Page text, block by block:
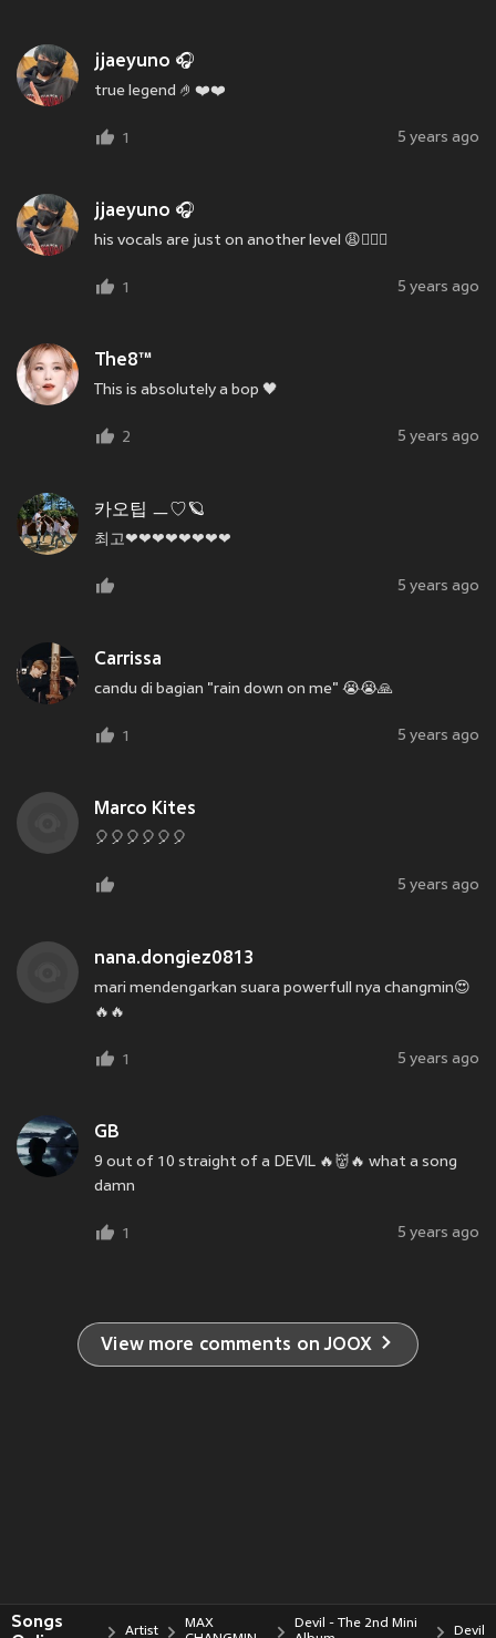
jjaeyuno 🎧
true legend 🤌❤️❤️
1 5 years ago
jjaeyuno 🎧
his vocals are just on another level 😩❤️‍🔥🔥
1 5 years ago
The8™
This is absolutely a bop 🖤
2 5 years ago
카오팁 ㅡ♡🪐
최고❤❤❤❤❤❤❤❤
5 years ago
Carrissa
candu di bagian "rain down on me" 😭😭🙏
1 5 years ago
Marco Kites
🎈🎈🎈🎈🎈🎈
5 years ago
nana.dongiez0813
mari mendengarkan suara powerfull nya changmin😍
🔥🔥
1 5 years ago
GB
9 out of 10 straight of a DEVIL 🔥👹🔥 what a song
damn
1 5 years ago
View more comments on JOOX
Songs
Artist
MAX
Devil - The 2nd Mini
Devil